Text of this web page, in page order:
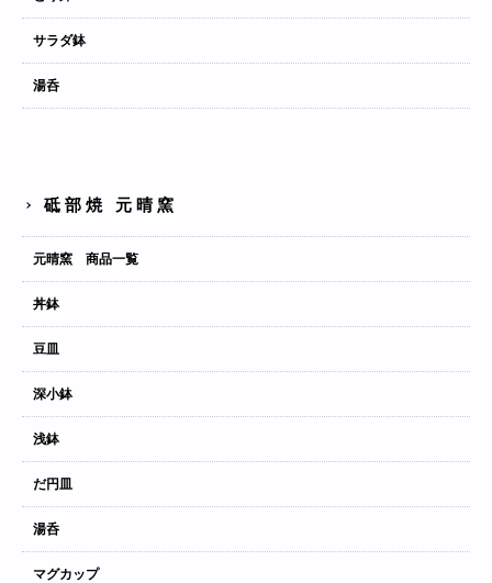
サラダ鉢
湯呑
砥部焼 元晴窯
元晴窯 商品一覧
丼鉢
豆皿
深小鉢
浅鉢
だ円皿
湯呑
マグカップ